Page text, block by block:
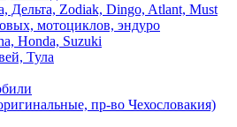
Дельта, Zodiak, Dingo, Atlant, Must
мотоциклов, эндуро
Honda, Suzuki
Тула
пр-во Чехословакия)